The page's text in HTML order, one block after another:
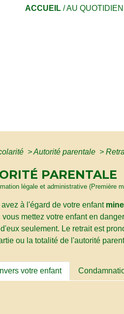
ACCUEIL /AU QUOTIDIEN
> Autorité parentale >
PARENTALE
légale et administrative (Première
à l'égard de votre enfant
vous mettez votre enfant en
seulement. Le retrait est
ou la totalité de l'autorité
votre enfant